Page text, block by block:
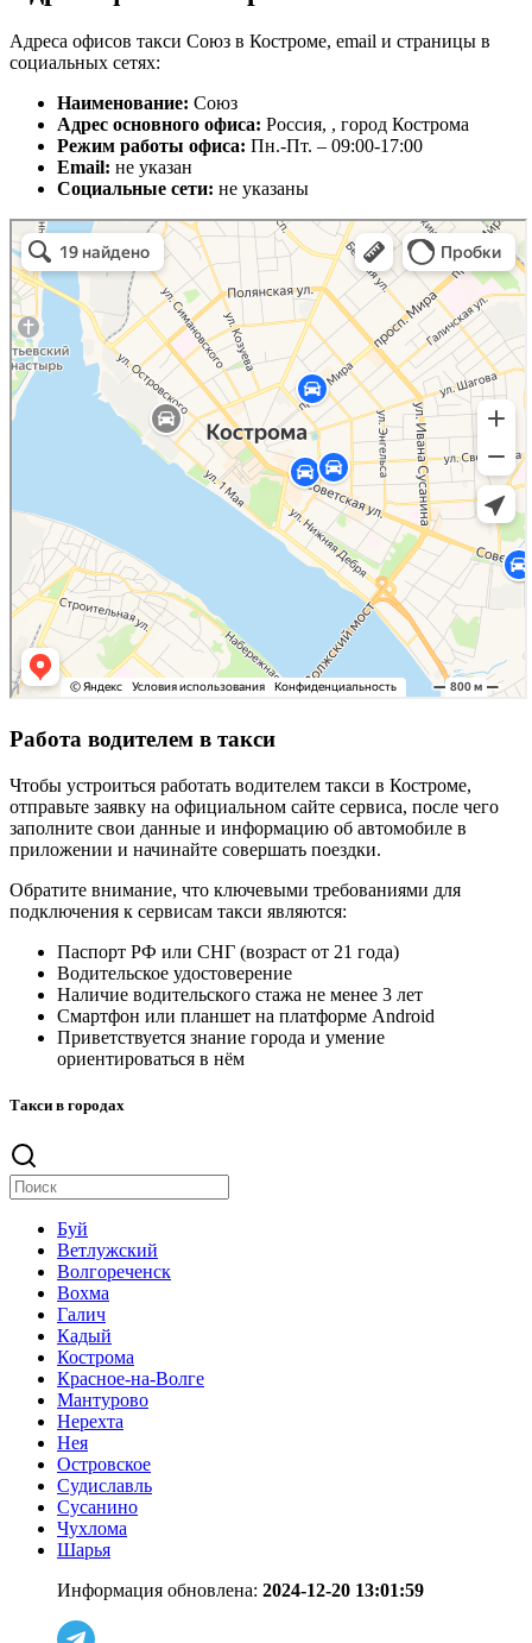
Адреса офисов такси Союз в Костроме, email и страницы в
социальных сетях:
Наименование: Союз
Адрес основного офиса: Россия, , город Кострома
Режим работы офиса: Пн.-Пт. – 09:00-17:00
Email: не указан
Социальные сети: не указаны
Работа водителем в такси
Чтобы устроиться работать водителем такси в Костроме,
отправьте заявку на официальном сайте сервиса, после чего
заполните свои данные и информацию об автомобиле в
приложении и начинайте совершать поездки.
Обратите внимание, что ключевыми требованиями для
подключения к сервисам такси являются:
Паспорт РФ или СНГ (возраст от 21 года)
Водительское удостоверение
Наличие водительского стажа не менее 3 лет
Смартфон или планшет на платформе Android
Приветствуется знание города и умение
ориентироваться в нём
Такси в городах
Буй
Ветлужский
Волгореченск
Вохма
Галич
Кадый
Кострома
Красное-на-Волге
Мантурово
Нерехта
Нея
Островское
Судиславль
Сусанино
Чухлома
Шарья
Информация обновлена: 2024-12-20 13:01:59